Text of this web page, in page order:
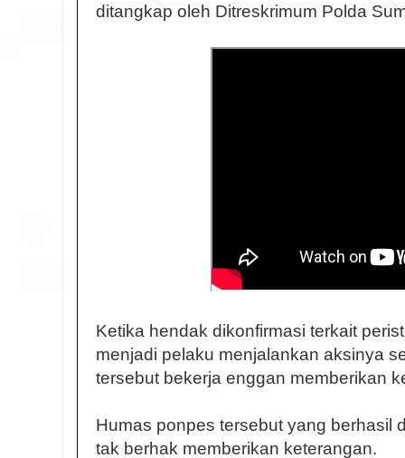
ditangkap oleh Ditreskrimum Polda
Ketika hendak dikonfirmasi terkait
menjadi pelaku menjalankan aksinya
tersebut bekerja enggan memberikan
Humas ponpes tersebut yang berhasil
tak berhak memberikan keterangan.